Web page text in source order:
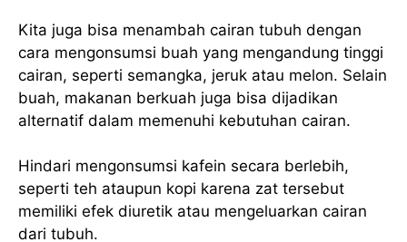
Kita juga bisa menambah cairan tubuh dengan
cara mengonsumsi buah yang mengandung tinggi
cairan, seperti semangka, jeruk atau melon. Selain
buah, makanan berkuah juga bisa dijadikan
alternatif dalam memenuhi kebutuhan cairan.
Hindari mengonsumsi kafein secara berlebih,
seperti teh ataupun kopi karena zat tersebut
memiliki efek diuretik atau mengeluarkan cairan
dari tubuh.